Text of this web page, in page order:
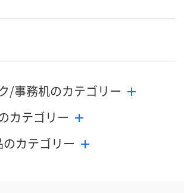
HN23210 HN23269
カゴへ
数量
/事務机のカテゴリー
カテゴリー
のカテゴリー